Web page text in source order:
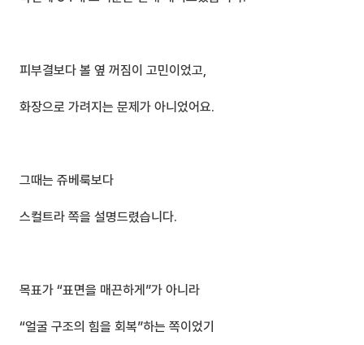
피부결보다 볼 옆 꺼짐이 고민이었고,
화장으로 가려지는 문제가 아니었어요.
그때는 쥬베룩보다
스컬트라 쪽을 설명드렸습니다.
목표가 “표면을 매끈하게”가 아니라
“얼굴 구조의 힘을 회복”하는 쪽이었기